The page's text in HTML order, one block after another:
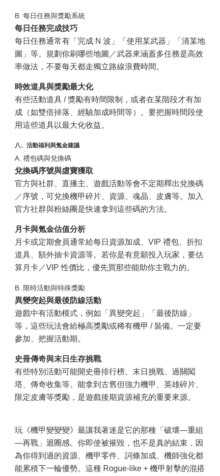
B. 每日任務與獎勵系統
每日任務完成技巧
每日任務通常有「完成 N 波」「使用某武器」「清某地
圖」等。規劃你刷哪些地圖／武器來涵蓋多任務是高效
率做法，不要每天都走獨立路線浪費時間。
時效道具與獎勵最大化
有些活動道具 / 獎勵有時間限制，或者在某階段才有加
成（如雙倍掉落、經驗加成時間等）。要把握時間段使
用這些道具以最大化收益。
八、活動福利與氪金建議
A. 禮包碼與兌換碼
兌換碼序號與虛寶獲取
官方與社群、直播主、遊戲活動等會不定期釋出兌換碼
／序號，可兌換機甲碎片、資源、魂晶、皮膚等。加入
官方社群與粉絲團是快速拿到這些碼的方法。
月卡與氪金估值分析
月卡或定期會員通常給每日資源加成、VIP 禮包、折扣
道具、額外抽卡資源等。若你是有意願投入玩家，要估
算月卡／VIP 性價比，優先買那些能助你主戰力的。
B. 限時活動與特殊獎勵
異變突起與最後防線活動
遊戲中有活動模式，例如「異變突起」「最後防線」
等，這些玩法會給極高獎勵或稀有機甲 / 裝備。一定要
參加、把握活動期。
史冊傳奇與末日生存挑戰
有些特別活動可能開史冊排行榜、末日挑戰、過關闖
塔、傳奇收集等。能拿到古舊但強力機甲、英雄碎片、
限定皮膚等獎勵，是遊戲後期資源補充的重要來源。
玩《機甲變變變》最讓我著迷是它的那種「破壞—重組
—再戰」迴圈感。你即使被摧毀，也不是真的結束，因
為你得到過的資源、機甲零件、詞條加成、機師強化都
能累積下一輪優勢。這種 Rogue-like + 機甲射擊的混搭